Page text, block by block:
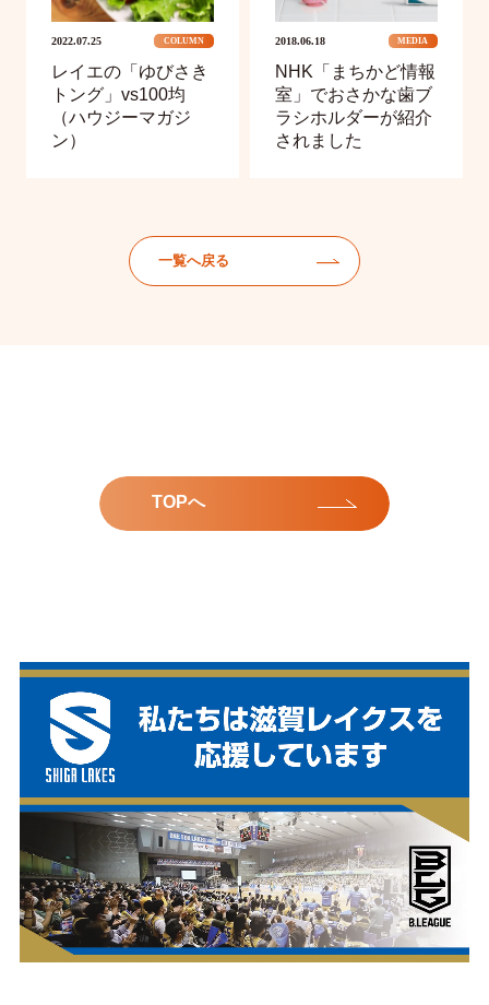
2022.07.25 COLUMN
レイエの「ゆびさき
トング」vs100均
（ハウジーマガジ
ン）
2018.06.18 MEDIA
NHK「まちかど情報
室」でおさかな歯ブ
ラシホルダーが紹介
されました
一覧へ戻る
TOPへ